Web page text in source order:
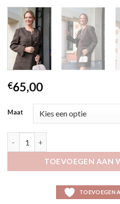
€65,00
Maat
TOEVOEGEN AAN
TOEVOEGEN